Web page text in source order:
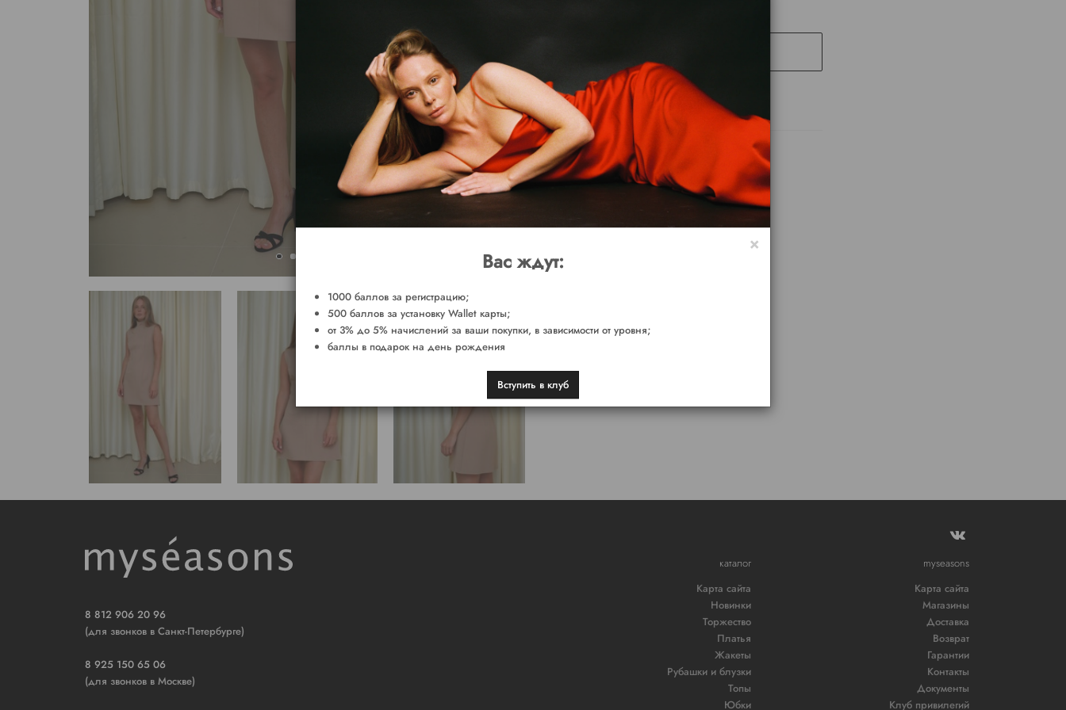
Последний шанс купить
СОСТАВ
Сделано в России
Арт. DRRBE0210
8 812 906 20 96
(для звонков в Санкт-Петербурге)
8 925 150 65 06
(для звонков в Москве)
каталог
Карта сайта
Новинки
Торжество
Платья
Жакеты
Рубашки и блузки
Топы
Юбки
myseasons
Карта сайта
Магазины
Доставка
Возврат
Гарантии
Контакты
Документы
Клуб привилегий
×
Вас ждут:
1000 баллов за регистрацию;
500 баллов за установку Wallet карты;
от 3% до 5% начислений за ваши покупки, в зависимости от уровня;
баллы в подарок на день рождения
Вступить в клуб